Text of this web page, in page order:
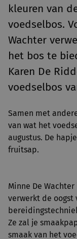
kleuren van
voedselbos.
Wachter
het bos te
Karen De
voedselbos
Samen met
van wat het
augustus. De
fruitsap.
Minne De
verwerkt de
Ze zal je
smaak van het